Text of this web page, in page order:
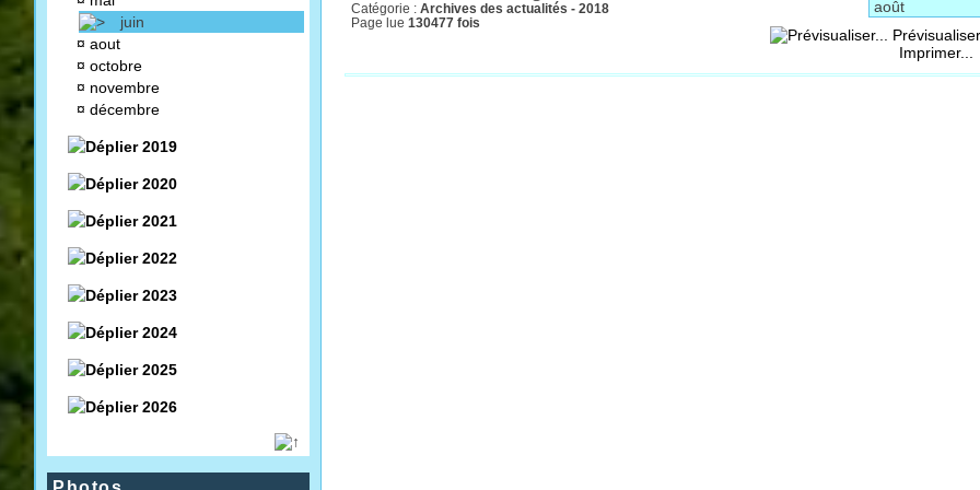
juin
¤ aout
¤ octobre
¤ novembre
¤ décembre
2019
2020
2021
2022
2023
2024
2025
2026
Catégorie : Archives des actualités - 2018
Page lue 130477 fois
Imprimer...